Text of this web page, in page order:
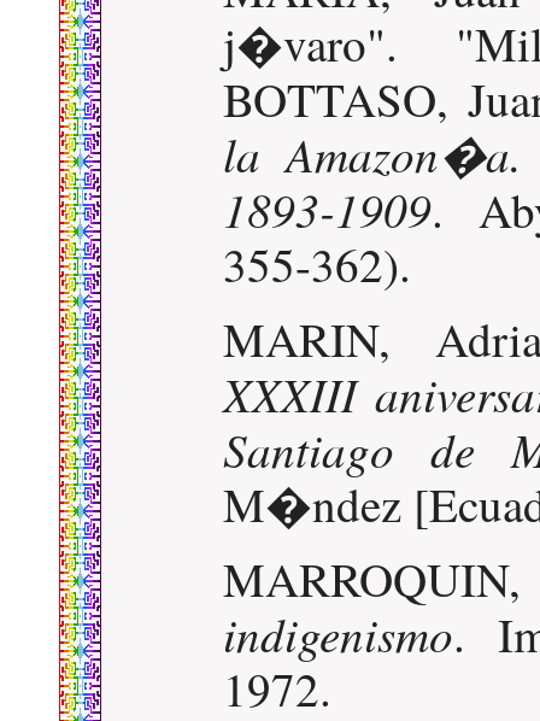
j�varo".
BOTTASO,
la
1893-1909.
355-362).
MARIN,
XXXIII
Santiago de
M�ndez
indigenismo.
1972.